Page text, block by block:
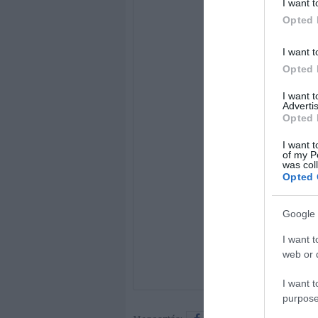
I want
Opted
I want
Opted
I want
Opted
I want
of my
was
Opted
Google
I want
web or
I want